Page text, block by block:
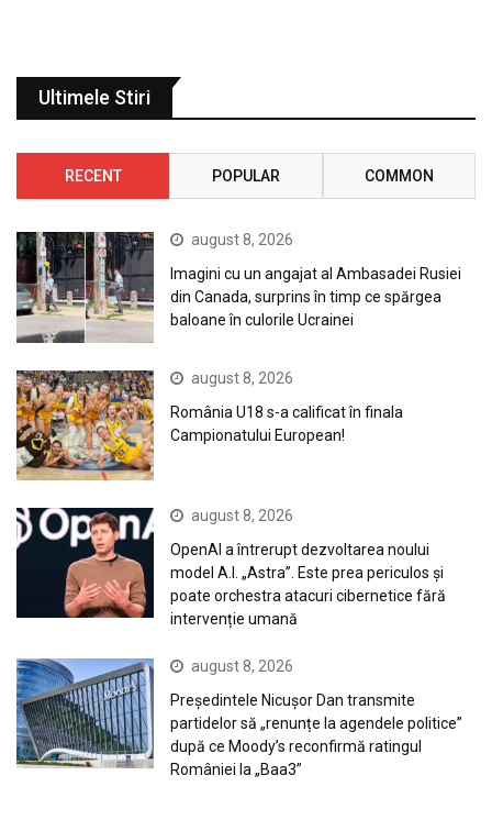
Ultimele Stiri
RECENT POPULAR COMMON
august 8, 2026
Imagini cu un angajat al Ambasadei Rusiei
din Canada, surprins în timp ce spărgea
baloane în culorile Ucrainei
august 8, 2026
România U18 s-a calificat în finala
Campionatului European!
august 8, 2026
OpenAI a întrerupt dezvoltarea noului
model A.I. „Astra”. Este prea periculos și
poate orchestra atacuri cibernetice fără
intervenție umană
august 8, 2026
Președintele Nicușor Dan transmite
partidelor să „renunțe la agendele politice”
după ce Moody’s reconfirmă ratingul
României la „Baa3”